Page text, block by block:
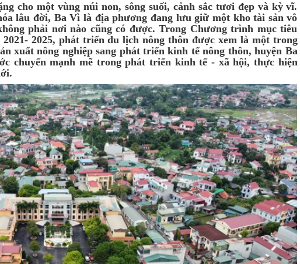
cho một vùng núi non, sông suối, cảnh sắc tươi đẹp và kỳ vĩ.
lâu đời, Ba Vì là địa phương đang lưu giữ một kho tài sản vô
phải nơi nào cũng có được. Trong Chương trình mục tiêu
2025, phát triển du lịch nông thôn được xem là một trong
xuất nông nghiệp sang phát triển kinh tế nông thôn, huyện Ba
chuyển mạnh mẽ trong phát triển kinh tế - xã hội, thực hiện